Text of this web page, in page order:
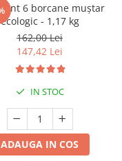
6 borcane muștar
ecologic - 1,17 kg
162,00 Lei
147,42 Lei
IN STOC
ADAUGA IN COS